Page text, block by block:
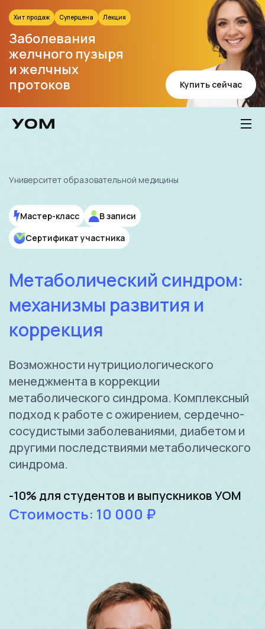
Заболевания
желчного пузыря
и желчных
протоков
Хит продаж Суперцена Лекция
Купить сейчас
Мастер-класс
В записи
Сертификат участника
Метаболический синдром:
механизмы развития и
коррекция
Возможности нутрициологического
менеджмента в коррекции
метаболического синдрома. Комплексный
подход к работе с ожирением, сердечно-
сосудистыми заболеваниями, диабетом и
другими последствиями метаболического
синдрома.
-10% для студентов и выпускников УОМ
Стоимость: 10 000 ₽